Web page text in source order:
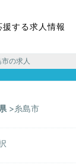
する求人情報
の求人
糸島市